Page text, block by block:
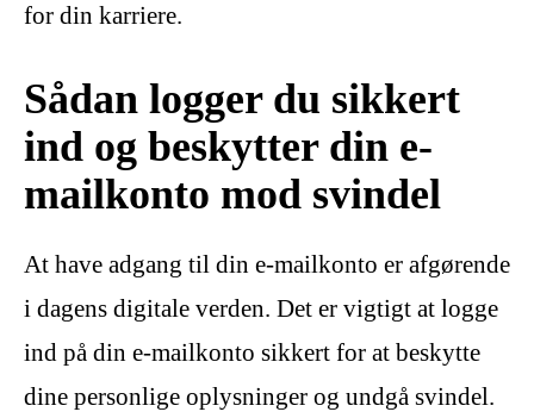
for din karriere.
Sådan logger du sikkert
ind og beskytter din e-
mailkonto mod svindel
At have adgang til din e-mailkonto er afgørende
i dagens digitale verden. Det er vigtigt at logge
ind på din e-mailkonto sikkert for at beskytte
dine personlige oplysninger og undgå svindel.